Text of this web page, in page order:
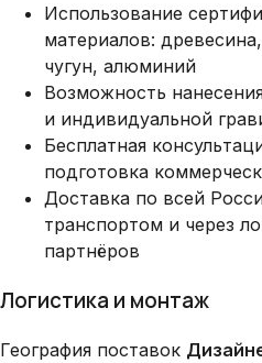
Использование
материалов:
чугун, алюминий
Возможность
и индивидуальной
Бесплатная
подготовка
Доставка по всей
транспортом и через
партнёров
Логистика и монтаж
География поставок